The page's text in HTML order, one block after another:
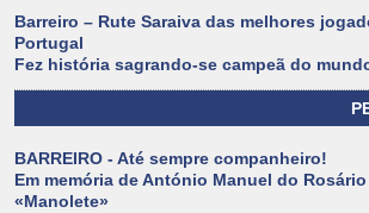
Barreiro – Rute Saraiva das melhores
Portugal
Fez história sagrando-se campeã do
BARREIRO - Até sempre companheiro!
Em memória de António Manuel do
«Manolete»